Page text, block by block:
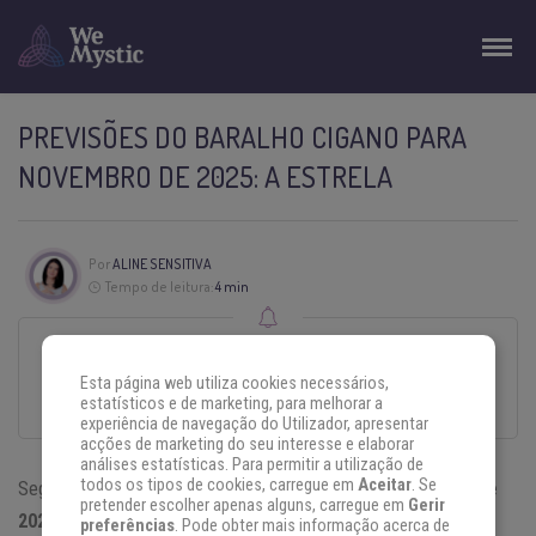
PREVISÕES DO BARALHO CIGANO PARA
NOVEMBRO DE 2025: A ESTRELA
PorALINE SENSITIVA
Tempo de leitura:4 min
O conteúdo é da sua responsabilidade, não refletindo, necessariamente, a
opinião do WeMystic Brasil.
Segundo asprevisões do Baralho Cigano para novembro de
2025
, a lâmina A Estrela irradia sua luz serena e curativa,
Esta página web utiliza cookies necessários,
estatísticos e de marketing, para melhorar a
experiência de navegação do Utilizador, apresentar
acções de marketing do seu interesse e elaborar
análises estatísticas. Para permitir a utilização de
todos os tipos de cookies, carregue em Aceitar. Se
pretender escolher apenas alguns, carregue em Gerir
preferências. Pode obter mais informação acerca de